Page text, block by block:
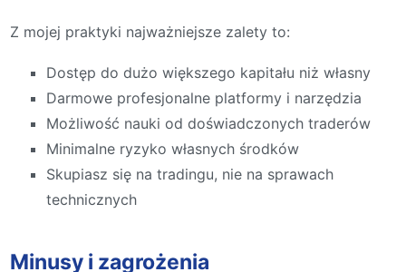
Z mojej praktyki najważniejsze zalety to:
Dostęp do dużo większego kapitału niż własny
Darmowe profesjonalne platformy i narzędzia
Możliwość nauki od doświadczonych traderów
Minimalne ryzyko własnych środków
Skupiasz się na tradingu, nie na sprawach
technicznych
Minusy i zagrożenia